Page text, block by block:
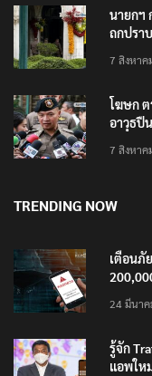
นายกฯ
ถกปรา
7 สิงหาค
โฆษก
อาวุธปื
7 สิงหาค
TRENDING NOW
เตือนภั
24 มีนา
รู้จัก
แอพให